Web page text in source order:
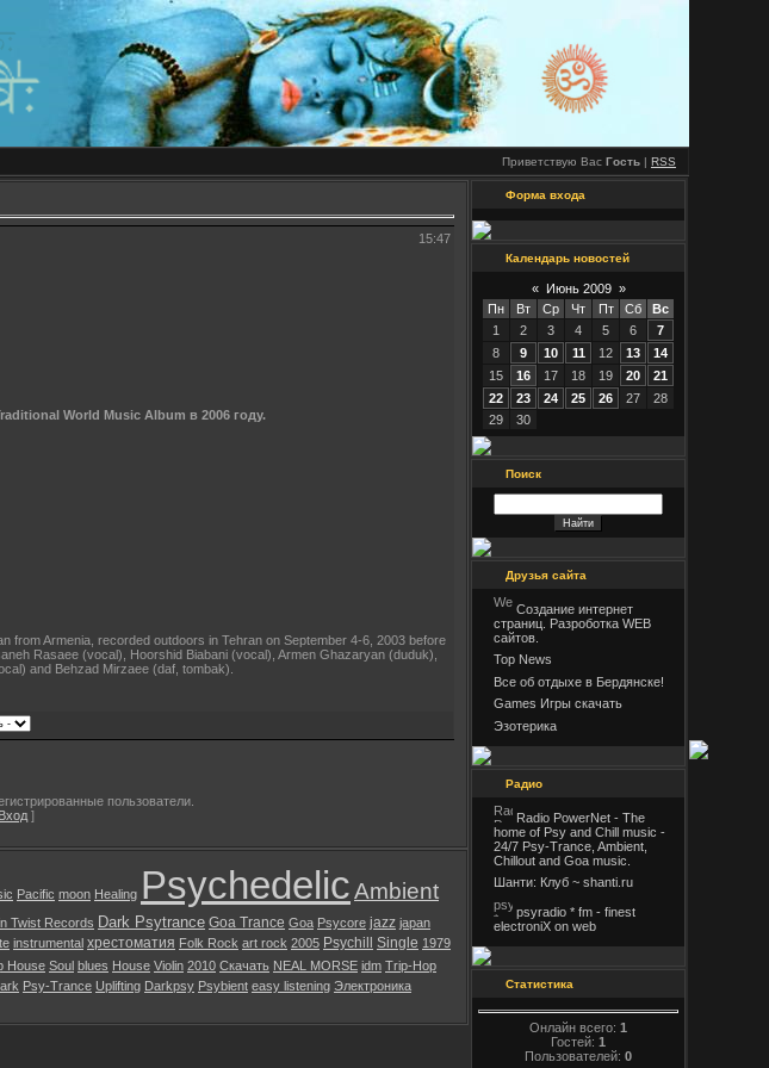
Приветствую Вас Гость | RSS
15:47
World Music Album в 2006 году.
from Armenia, recorded outdoors in Tehran on September 4-6, 2003 before
Rasaee (vocal), Hoorshid Biabani (vocal), Armen Ghazaryan (duduk),
and Behzad Mirzaee (daf, tombak).
пользователи.
Вход]
Pacific moon Healing PsychedelicAmbient
Twist Records Dark Psytrance Goa Trance Goa Psycore jazz japan
instrumental хрестоматия Folk Rock art rock 2005 Psychill Single 1979
House Soul blues House Violin 2010 Скачать NEAL MORSE idm Trip-Hop
Psy-Trance Uplifting Darkpsy Psybient easy listening Электроника
Форма входа
Календарь новостей
« Июнь 2009 »
Пн
Вт Ср Чт Пт Сб
Вс
1
2 3 4 5 6
7
8
9 10 11 12 13
14
15
16 17 18 19 20
21
22
23 24 25 26 27
28
29
30
Поиск
Друзья сайта
Создание интернет
страниц. Разроботка WEB
сайтов.
Top News
Все об отдыхе в Бердянске!
Games Игры скачать
Эзотерика
Радио
Radio PowerNet - The
home of Psy and Chill music -
24/7 Psy-Trance, Ambient,
Chillout and Goa music.
Шанти: Клуб ~ shanti.ru
psyradio * fm - finest
electroniX on web
Статистика
Онлайн всего: 1
Гостей: 1
Пользователей: 0